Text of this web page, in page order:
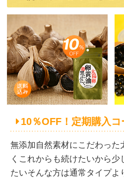
10％OFF！定期購入
無添加自然素材にこだわった
くこれからも続けたいから少
たいそんな方は通常タイプよ